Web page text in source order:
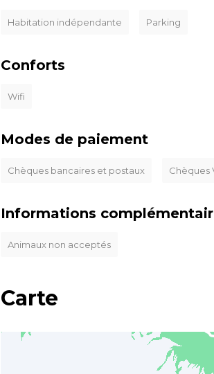
Habitation indépendante Parking
Conforts
Wifi
Modes de paiement
Chèques bancaires et postaux Chèques
Informations
Animaux non acceptés
Carte